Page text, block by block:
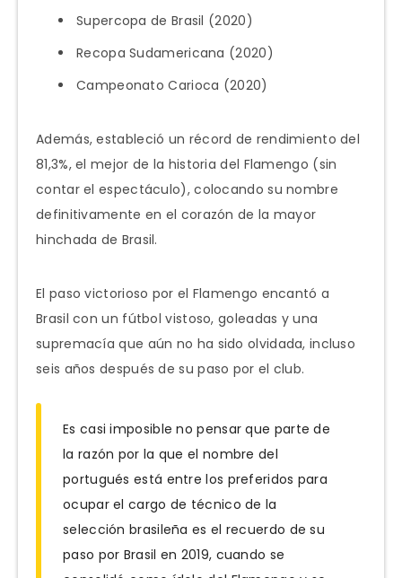
Supercopa de Brasil (2020)
Recopa Sudamericana (2020)
Campeonato Carioca (2020)
Además, estableció un récord de rendimiento del
81,3%, el mejor de la historia del Flamengo (sin
contar el espectáculo), colocando su nombre
definitivamente en el corazón de la mayor
hinchada de Brasil.
El paso victorioso por el Flamengo encantó a
Brasil con un fútbol vistoso, goleadas y una
supremacía que aún no ha sido olvidada, incluso
seis años después de su paso por el club.
Es casi imposible no pensar que parte de
la razón por la que el nombre del
portugués está entre los preferidos para
ocupar el cargo de técnico de la
selección brasileña es el recuerdo de su
paso por Brasil en 2019, cuando se